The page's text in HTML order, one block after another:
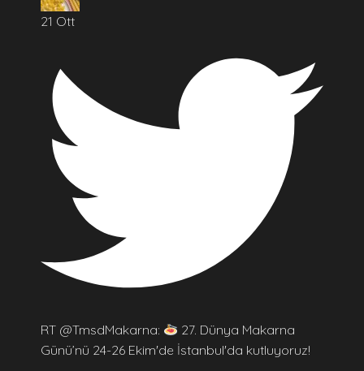
21 Ott
RT @TmsdMakarna:
27. Dünya Makarna
Günü’nü 24-26 Ekim'de İstanbul'da kutluyoruz!